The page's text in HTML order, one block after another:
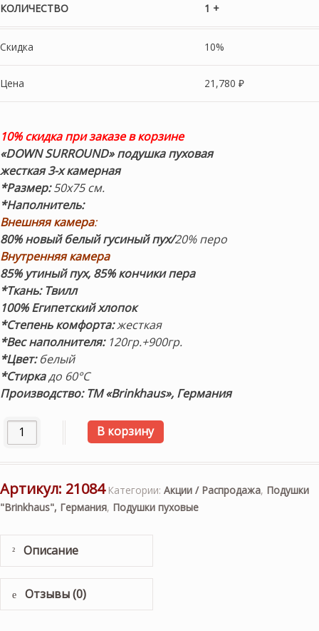
КОЛИЧЕСТВО 1 +
Скидка 10%
Цена 21,780 ₽
10% скидка при заказе в корзине
«DOWN SURROUND» подушка пуховая
жесткая 3-х камерная
*Размер:50х75 см.
*Наполнитель:
Внешняя камера:
80% новый белый гусиный пух/20% перо
Внутренняя камера
85% утиный пух, 85% кончики пера
*Ткань: Твилл
100% Египетский хлопок
*Степень комфорта:жесткая
*Вес наполнителя:120гр.+900гр.
*Цвет:белый
*Стиркадо 60°С
Производство: ТМ «Brinkhaus», Германия
Количество товара Подушка пуховая «DOWN
В корзину
Артикул: 21084 Категории: Акции / Распродажа, Подушки
"Brinkhaus", Германия, Подушки пуховые
Описание
Отзывы (0)